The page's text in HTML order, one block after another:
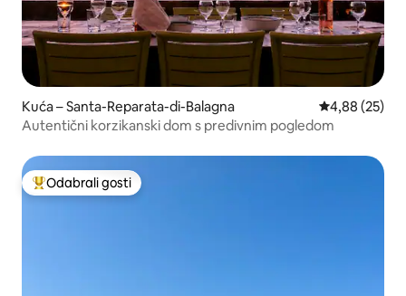
Kuća – Santa-Reparata-di-Balagna Prosječna
4,88 (25)
Autentični korzikanski dom s predivnim pogledom
Među najviše rangiranima s oznakom „Odabrali gosti”
Odabrali gosti